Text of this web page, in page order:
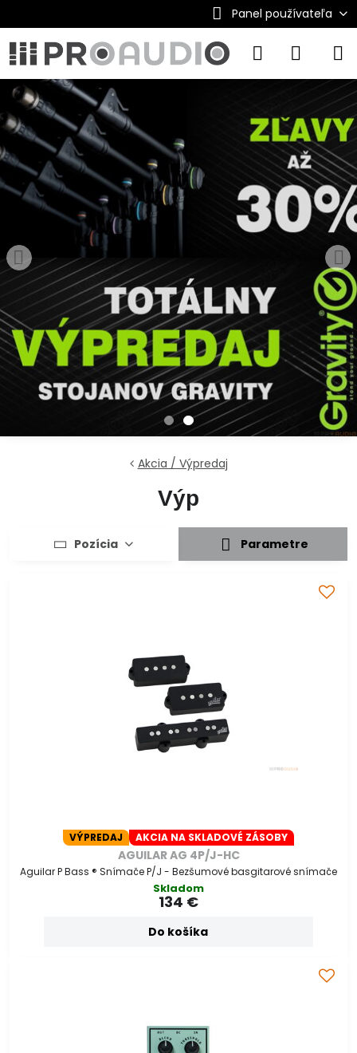
Panel používateľa
Akcia / Výpredaj
Výp
Pozícia Parametre
VÝPREDAJ AKCIA NA SKLADOVÉ ZÁSOBY
AGUILAR AG 4P/J-HC
Aguilar P Bass ® Snímače P/J - Bezšumové basgitarové snímače
Skladom
134 €
Do košíka